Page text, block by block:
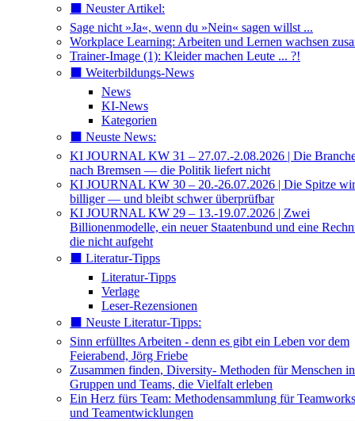
⬛️ Neuster Artikel:
Sage nicht »Ja«, wenn du »Nein« sagen willst ...
Workplace Learning: Arbeiten und Lernen wachsen
Trainer-Image (1): Kleider machen Leute ... ?!
⬛️ Weiterbildungs-News
News
KI-News
Kategorien
⬛️ Neuste News:
KI JOURNAL KW 31 – 27.07.-2.08.2026 | Die
nach Bremsen — die Politik liefert nicht
KI JOURNAL KW 30 – 20.-26.07.2026 | Die Spitze
billiger — und bleibt schwer überprüfbar
KI JOURNAL KW 29 – 13.-19.07.2026 | Zwei
Billionenmodelle, ein neuer Staatenbund und eine
die nicht aufgeht
⬛️ Literatur-Tipps
Literatur-Tipps
Verlage
Leser-Rezensionen
⬛️ Neuste Literatur-Tipps:
Sinn erfülltes Arbeiten - denn es gibt ein Leben vor dem
Feierabend, Jörg Friebe
Zusammen finden, Diversity- Methoden für Menschen in
Gruppen und Teams, die Vielfalt erleben
Ein Herz fürs Team: Methodensammlung für
und Teamentwicklungen